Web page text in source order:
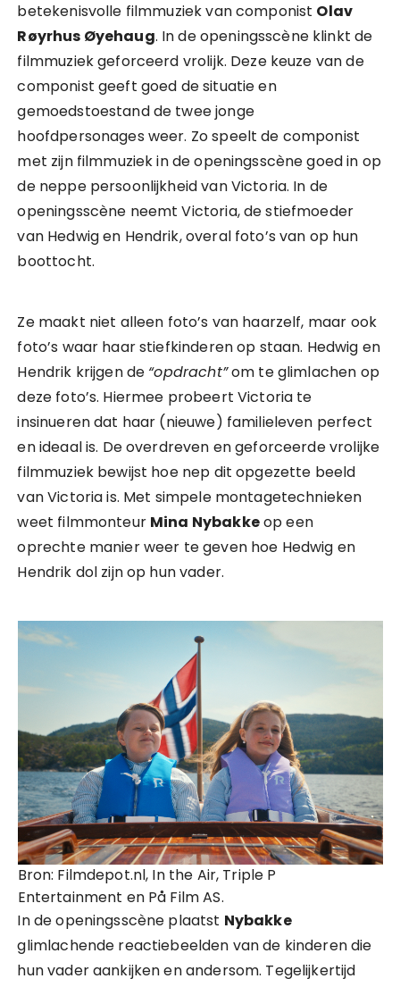
betekenisvolle filmmuziek van componist Olav
Røyrhus Øyehaug. In de openingsscène klinkt de
filmmuziek geforceerd vrolijk. Deze keuze van de
componist geeft goed de situatie en
gemoedstoestand de twee jonge
hoofdpersonages weer. Zo speelt de componist
met zijn filmmuziek in de openingsscène goed in op
de neppe persoonlijkheid van Victoria. In de
openingsscène neemt Victoria, de stiefmoeder
van Hedwig en Hendrik, overal foto’s van op hun
boottocht.
Ze maakt niet alleen foto’s van haarzelf, maar ook
foto’s waar haar stiefkinderen op staan. Hedwig en
Hendrik krijgen de “opdracht”om te glimlachen op
deze foto’s. Hiermee probeert Victoria te
insinueren dat haar (nieuwe) familieleven perfect
en ideaal is. De overdreven en geforceerde vrolijke
filmmuziek bewijst hoe nep dit opgezette beeld
van Victoria is. Met simpele montagetechnieken
weet filmmonteur Mina Nybakkeop een
oprechte manier weer te geven hoe Hedwig en
Hendrik dol zijn op hun vader.
Bron: Filmdepot.nl, In the Air, Triple P
Entertainment en På Film AS.
In de openingsscène plaatst Nybakke
glimlachende reactiebeelden van de kinderen die
hun vader aankijken en andersom. Tegelijkertijd